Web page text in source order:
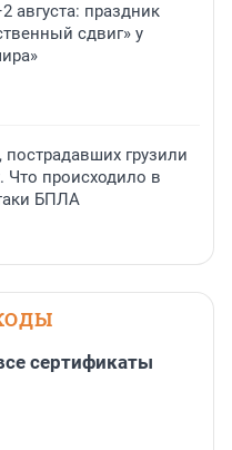
августа: праздник
сдвиг» у
грузили
Что происходило в
БПЛА
сертификаты